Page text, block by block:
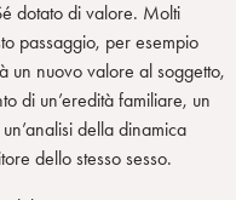
dotato di valore. Molti
passaggio, per esempio
un nuovo valore al soggetto,
di un’eredità familiare, un
della dinamica
dello stesso sesso.